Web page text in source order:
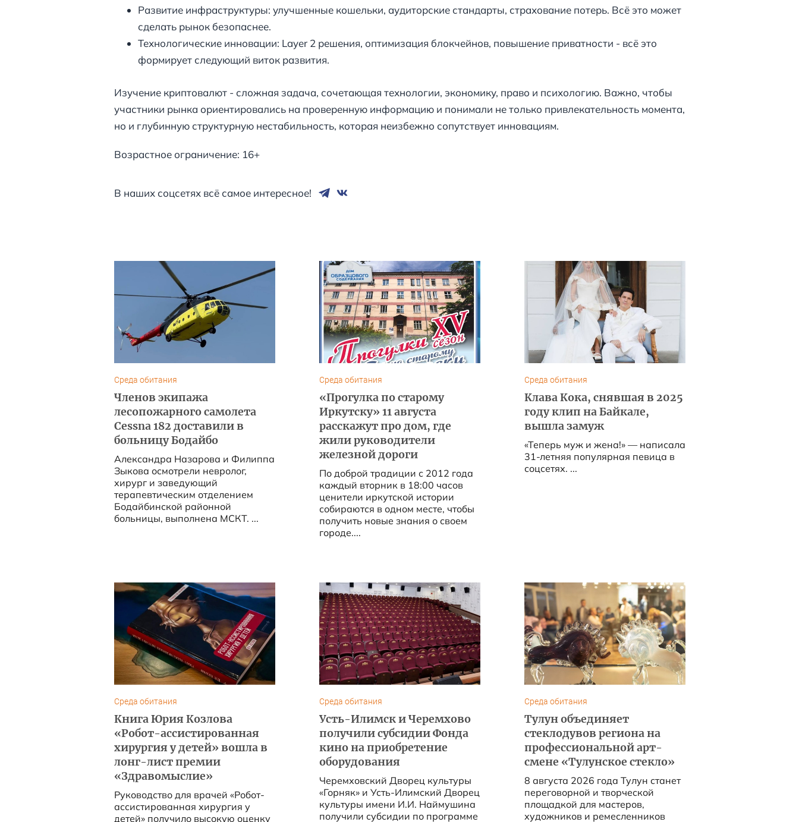
Развитие инфраструктуры: улучшенные кошельки, аудиторские стандарты, страхование потерь. Всё это может
сделать рынок безопаснее.
Технологические инновации: Layer 2 решения, оптимизация блокчейнов, повышение приватности - всё это
формирует следующий виток развития.
Изучение криптовалют - сложная задача, сочетающая технологии, экономику, право и психологию. Важно, чтобы
участники рынка ориентировались на проверенную информацию и понимали не только привлекательность момента,
но и глубинную структурную нестабильность, которая неизбежно сопутствует инновациям.
Возрастное ограничение: 16+
В наших соцсетях всё самое интересное!
Среда обитания
Членов экипажа
лесопожарного самолета
Cessna 182 доставили в
больницу Бодайбо
Александра Назарова и Филиппа
Зыкова осмотрели невролог,
хирург и заведующий
терапевтическим отделением
Бодайбинской районной
больницы, выполнена МСКТ. ...
Среда обитания
«Прогулка по старому
Иркутску» 11 августа
расскажут про дом, где
жили руководители
железной дороги
По доброй традиции с 2012 года
каждый вторник в 18:00 часов
ценители иркутской истории
собираются в одном месте, чтобы
получить новые знания о своем
городе....
Среда обитания
Клава Кока, снявшая в 2025
году клип на Байкале,
вышла замуж
«Теперь муж и жена!» — написала
31-летняя популярная певица в
соцсетях. ...
Среда обитания
Книга Юрия Козлова
«Робот-ассистированная
хирургия у детей» вошла в
лонг-лист премии
«Здравомыслие»
Руководство для врачей «Робот-
ассистированная хирургия у
детей» получило высокую оценку
Среда обитания
Усть-Илимск и Черемхово
получили субсидии Фонда
кино на приобретение
оборудования
Черемховский Дворец культуры
«Горняк» и Усть-Илимский Дворец
культуры имени И.И. Наймушина
получили субсидии по программе
Среда обитания
Тулун объединяет
стеклодувов региона на
профессиональной арт-
смене «Тулунское стекло»
8 августа 2026 года Тулун станет
переговорной и творческой
площадкой для мастеров,
художников и ремесленников